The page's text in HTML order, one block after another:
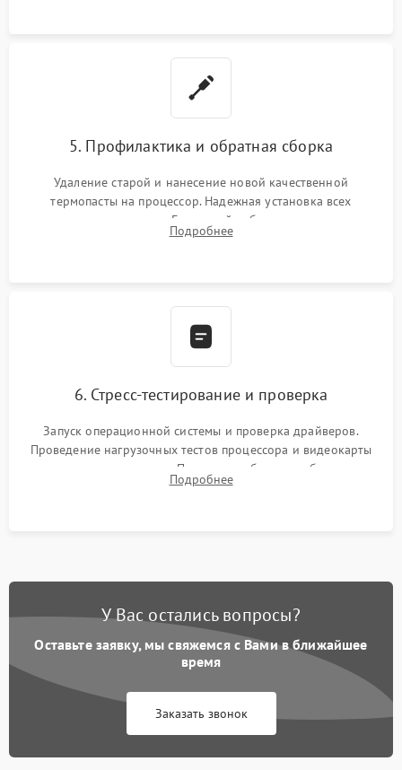
5. Профилактика и обратная сборка
Удаление старой и нанесение новой качественной
термопасты на процессор. Надежная установка всех
комплектующих в слоты. Грамотный кабель-менеджмент для
обеспечения правильной циркуляции воздуха внутри
Подробнее
6. Стресс-тестирование и проверка
Запуск операционной системы и проверка драйверов.
Проведение нагрузочных тестов процессора и видеокарты
для контроля температур. Проверка работоспособности всех
USB-портов, аудиовыходов и сетевого подключения.
Подробнее
У Вас остались вопросы?
Оставьте заявку, мы свяжемся с Вами в ближайшее
время
Заказать звонок